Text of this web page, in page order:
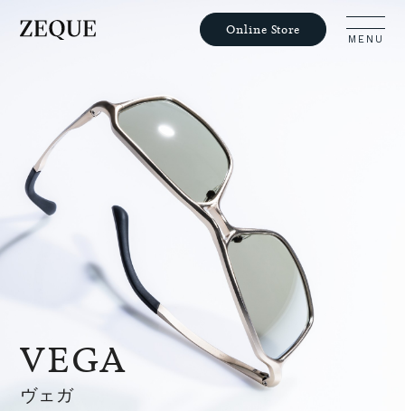
Online Store
MENU
Philosophy
Lens Guide
Products
Voices
Journal
VEGA
ヴェガ